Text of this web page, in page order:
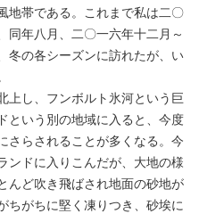
地帯である。これまで私は二〇
同年八月、二〇一六年十二月～
冬の各シーズンに訪れたが、い
し、フンボルト氷河という巨
という別の地域に入ると、今度
さらされることが多くなる。今
ンドに入りこんだが、大地の様
んど吹き飛ばされ地面の砂地が
ちがちに堅く凍りつき、砂埃に